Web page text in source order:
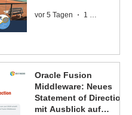
vor 5 Tagen
Oracle Fusion
Middleware: Neues
Statement of Direction
mit Ausblick auf